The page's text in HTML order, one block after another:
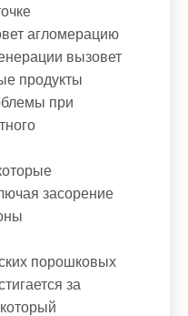
агломерацию
вызовет
продукты
при
засорение
порошковых
за